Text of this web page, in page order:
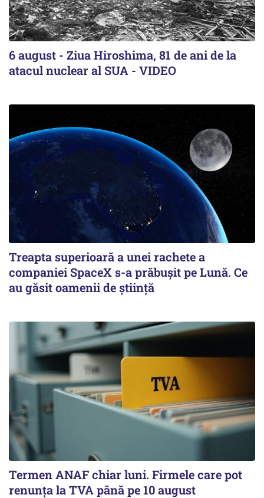
6 august - Ziua Hiroshima, 81 de ani de la
atacul nuclear al SUA - VIDEO
Treapta superioară a unei rachete a
companiei SpaceX s-a prăbușit pe Lună. Ce
au găsit oamenii de știință
Termen ANAF chiar luni. Firmele care pot
renunța la TVA până pe 10 august